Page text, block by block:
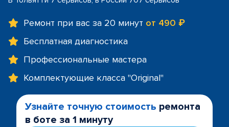
Ремонт при вас за 20 минут от 490 ₽
Бесплатная диагностика
Профессиональные мастера
Комплектующие класса "Original"
Узнайте точную стоимость ремонта
в боте за 1 минуту